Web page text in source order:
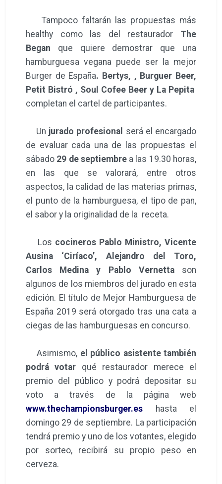
Tampoco faltarán las propuestas más
healthy como las del restaurador The
Began que quiere demostrar que una
hamburguesa vegana puede ser la mejor
Burger de España. Bertys, , Burguer Beer,
Petit Bistró , Soul Cofee Beer y La Pepita
completan el cartel de participantes.
Un jurado profesional será el encargado
de evaluar cada una de las propuestas el
sábado 29 de septiembre a las 19.30 horas,
en las que se valorará, entre otros
aspectos, la calidad de las materias primas,
el punto de la hamburguesa, el tipo de pan,
el sabor y la originalidad de la receta.
Los cocineros Pablo Ministro, Vicente
Ausina ‘Ciríaco’, Alejandro del Toro,
Carlos Medina y Pablo Vernetta son
algunos de los miembros del jurado en esta
edición. El título de Mejor Hamburguesa de
España 2019 será otorgado tras una cata a
ciegas de las hamburguesas en concurso.
Asimismo, el público asistente también
podrá votar qué restaurador merece el
premio del público y podrá depositar su
voto a través de la página web
www.thechampionsburger.es hasta el
domingo 29 de septiembre. La participación
tendrá premio y uno de los votantes, elegido
por sorteo, recibirá su propio peso en
cerveza.